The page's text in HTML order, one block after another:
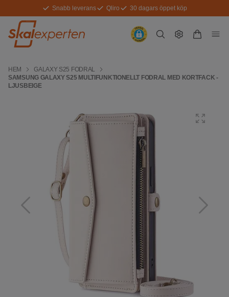
Snabb leverans Qliro 30 dagars öppet köp
HEM
GALAXY S25 FODRAL
SAMSUNG GALAXY S25 MULTIFUNKTIONELLT FODRAL MED KORTFACK -
LJUSBEIGE